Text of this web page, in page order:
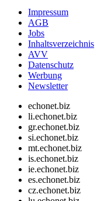
Impressum
AGB
Jobs
Inhaltsverzeichnis
AVV
Datenschutz
Werbung
Newsletter
echonet.biz
li.echonet.biz
gr.echonet.biz
si.echonet.biz
mt.echonet.biz
is.echonet.biz
ie.echonet.biz
es.echonet.biz
cz.echonet.biz